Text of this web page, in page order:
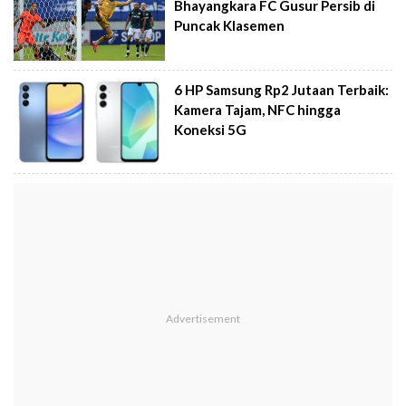
Bhayangkara FC Gusur Persib di
Puncak Klasemen
6 HP Samsung Rp2 Jutaan Terbaik:
Kamera Tajam, NFC hingga
Koneksi 5G